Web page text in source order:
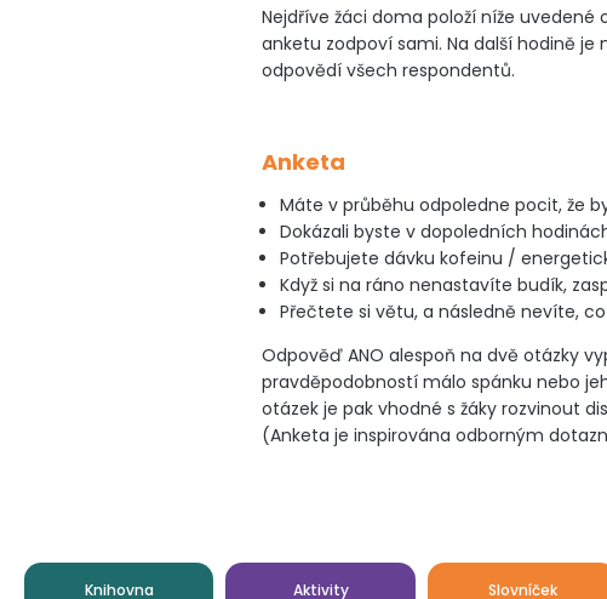
Nejdříve žáci doma položí níže
anketu zodpoví sami. Na další hodině
odpovědí všech respondentů.
Anketa
Máte v průběhu odpoledne pocit, že
Dokázali byste v dopoledních
Potřebujete dávku kofeinu /
Když si na ráno nenastavíte budík,
Přečtete si větu, a následně nevíte,
Odpověď ANO alespoň na dvě otázky
pravděpodobností málo spánku nebo
otázek je pak vhodné s žáky rozvinout
(Anketa je inspirována odborným
Knihovna Aktivity Slovníček